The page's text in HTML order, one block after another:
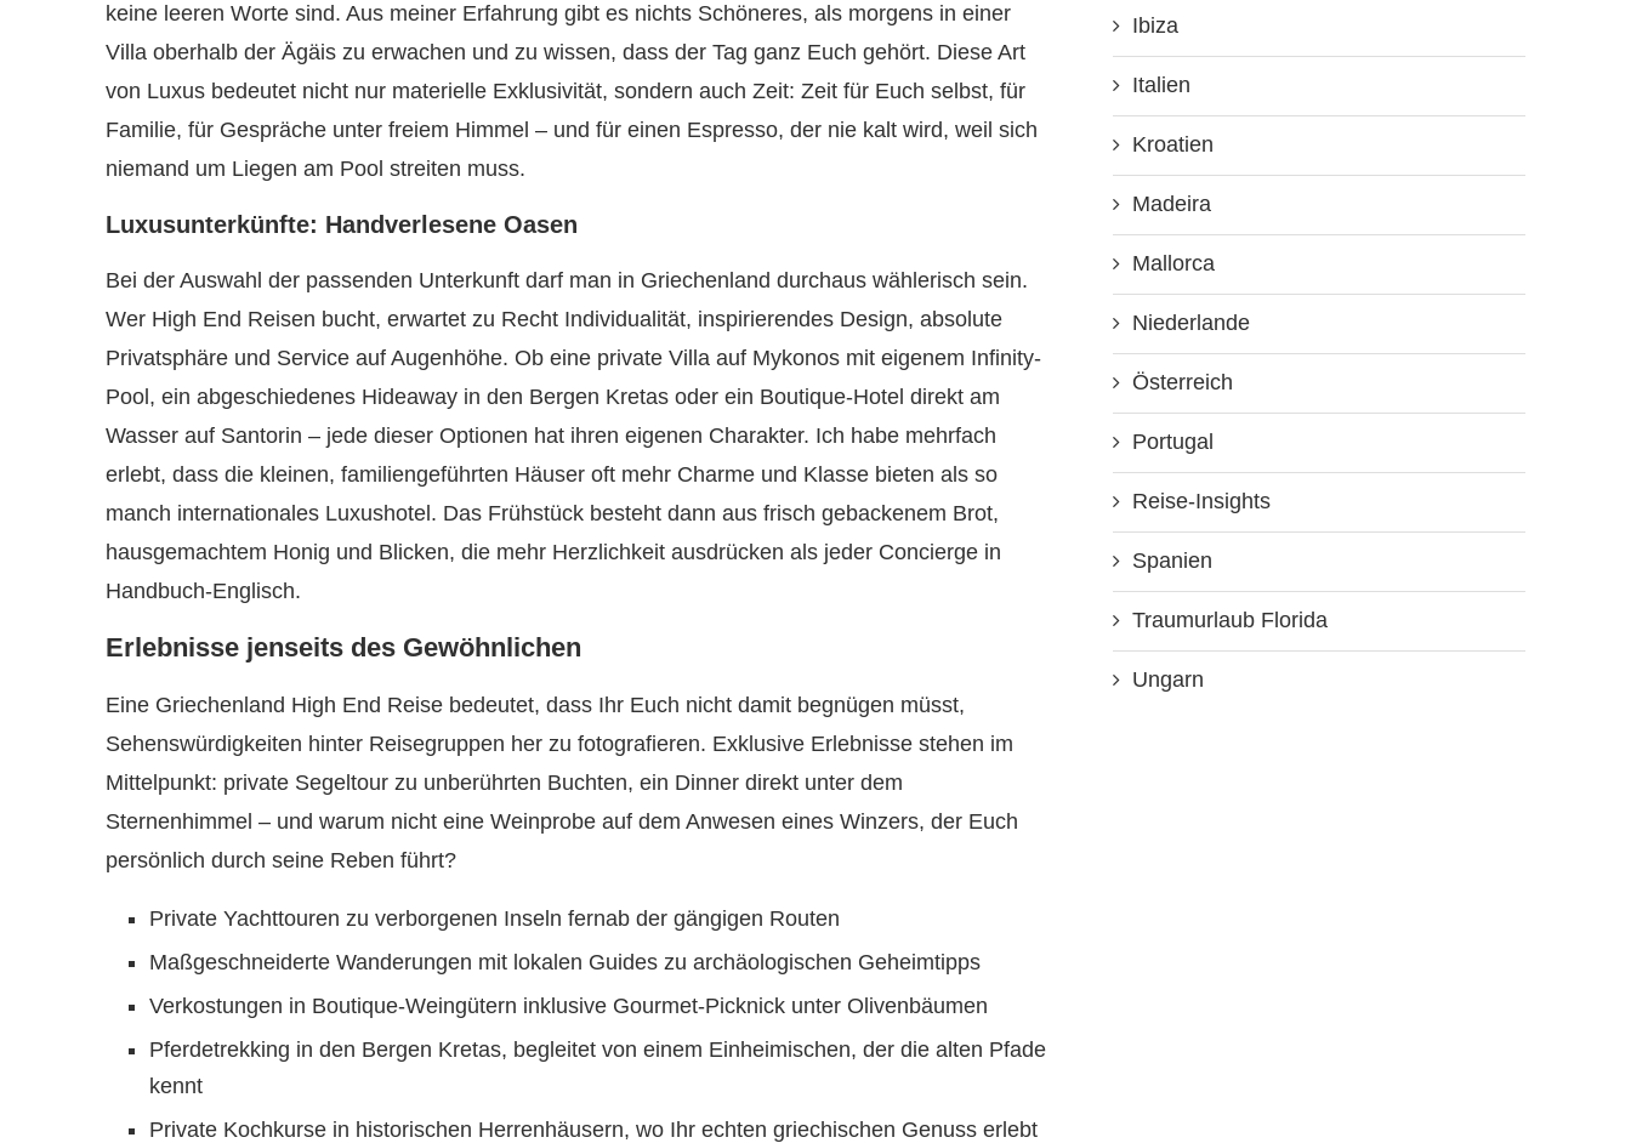
keine leeren Worte sind. Aus meiner Erfahrung gibt es nichts Schöneres, als morgens in einer
Villa oberhalb der Ägäis zu erwachen und zu wissen, dass der Tag ganz Euch gehört. Diese Art
von Luxus bedeutet nicht nur materielle Exklusivität, sondern auch Zeit: Zeit für Euch selbst, für
Familie, für Gespräche unter freiem Himmel – und für einen Espresso, der nie kalt wird, weil sich
niemand um Liegen am Pool streiten muss.
Luxusunterkünfte: Handverlesene Oasen
Bei der Auswahl der passenden Unterkunft darf man in Griechenland durchaus wählerisch sein.
Wer High End Reisen bucht, erwartet zu Recht Individualität, inspirierendes Design, absolute
Privatsphäre und Service auf Augenhöhe. Ob eine private Villa auf Mykonos mit eigenem Infinity-
Pool, ein abgeschiedenes Hideaway in den Bergen Kretas oder ein Boutique-Hotel direkt am
Wasser auf Santorin – jede dieser Optionen hat ihren eigenen Charakter. Ich habe mehrfach
erlebt, dass die kleinen, familiengeführten Häuser oft mehr Charme und Klasse bieten als so
manch internationales Luxushotel. Das Frühstück besteht dann aus frisch gebackenem Brot,
hausgemachtem Honig und Blicken, die mehr Herzlichkeit ausdrücken als jeder Concierge in
Handbuch-Englisch.
Erlebnisse jenseits des Gewöhnlichen
Eine Griechenland High End Reise bedeutet, dass Ihr Euch nicht damit begnügen müsst,
Sehenswürdigkeiten hinter Reisegruppen her zu fotografieren. Exklusive Erlebnisse stehen im
Mittelpunkt: private Segeltour zu unberührten Buchten, ein Dinner direkt unter dem
Sternenhimmel – und warum nicht eine Weinprobe auf dem Anwesen eines Winzers, der Euch
persönlich durch seine Reben führt?
Private Yachttouren zu verborgenen Inseln fernab der gängigen Routen
Maßgeschneiderte Wanderungen mit lokalen Guides zu archäologischen Geheimtipps
Verkostungen in Boutique-Weingütern inklusive Gourmet-Picknick unter Olivenbäumen
Pferdetrekking in den Bergen Kretas, begleitet von einem Einheimischen, der die alten Pfade
kennt
Private Kochkurse in historischen Herrenhäusern, wo Ihr echten griechischen Genuss erlebt
Ibiza
Italien
Kroatien
Madeira
Mallorca
Niederlande
Österreich
Portugal
Reise-Insights
Spanien
Traumurlaub Florida
Ungarn